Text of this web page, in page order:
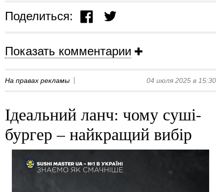
Поделиться:
Показать комментарии
На правах рекламы 04 июля 2025 в 15:30
Ідеальний ланч: чому суші-
бургер – найкращий вибір